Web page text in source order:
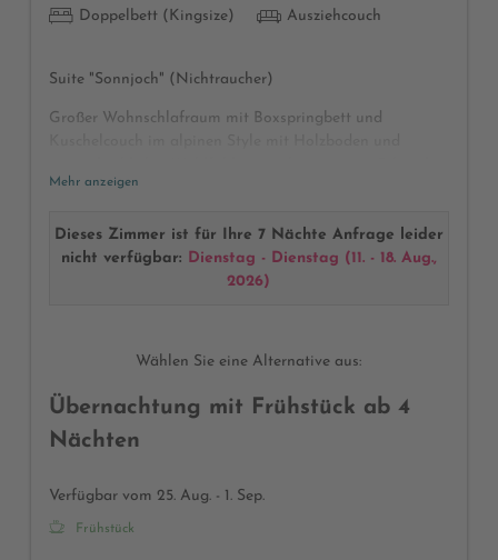
Doppelbett (Kingsize) Ausziehcouch
Suite "Sonnjoch" (Nichtraucher)
Großer Wohnschlafraum mit Boxspringbett und
für viele Klamotten, Garderobe, Dusche und getrenntes
Bademänteln und Badetüchern, Radio, Safe, Telefon, Sat-
TV mit TV Zeitschrift, Sonnenbalkon mit frischer
Bergluft und herrlichem Bergpanorama
Mehr anzeigen
Dieses Zimmer ist für Ihre 7 Nächte Anfrage leider
nicht verfügbar: Dienstag - Dienstag ( 11. - 18. Aug.,
2026)
Wählen Sie eine Alternative aus:
Übernachtung mit Frühstück ab 4
Nächten
Verfügbar vom 25. Aug. - 1. Sep.
Frühstück